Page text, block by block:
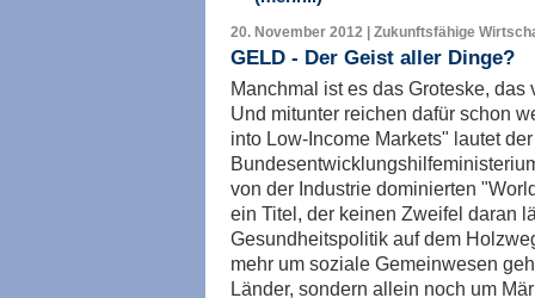
20. November 2012 | Zukunftsfähige
GELD - Der Geist aller Dinge?
Manchmal ist es das Groteske,
Und mitunter reichen dafür schon
into Low-Income Markets" lautet
von der Industrie dominierten
ein Titel, der keinen Zweifel daran
Gesundheitspolitik auf dem
mehr um soziale Gemeinwesen
Länder, sondern allein noch um